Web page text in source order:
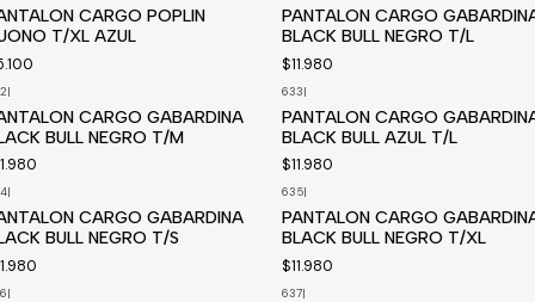
CARGO POPLIN
T/XL AZUL
PANTALON CARGO
BLACK BULL NEGRO T/L
$11.980
|
CARGO GABARDINA
BULL NEGRO T/M
633|
PANTALON CARGO
BLACK BULL AZUL T/L
$11.980
|
CARGO GABARDINA
BULL NEGRO T/S
635|
PANTALON CARGO
BLACK BULL NEGRO T/XL
$11.980
| 637|